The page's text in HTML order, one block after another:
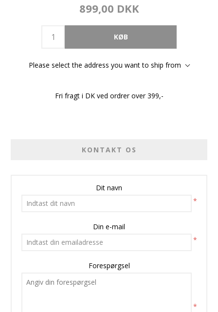
899,00 DKK
Please select the address you want to ship from
Fri fragt i DK ved ordrer over 399,-
KONTAKT OS
Dit navn
*
Din e-mail
*
Forespørgsel
*